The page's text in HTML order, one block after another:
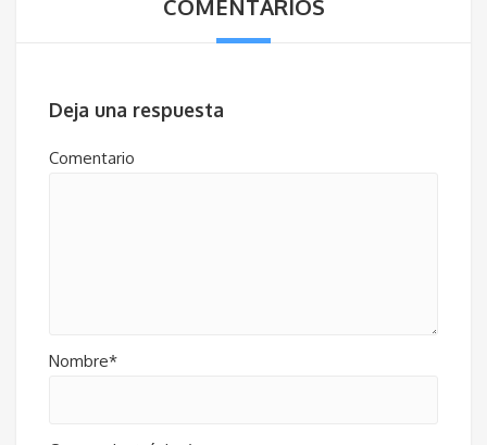
COMENTARIOS
Deja una respuesta
Comentario
Nombre*